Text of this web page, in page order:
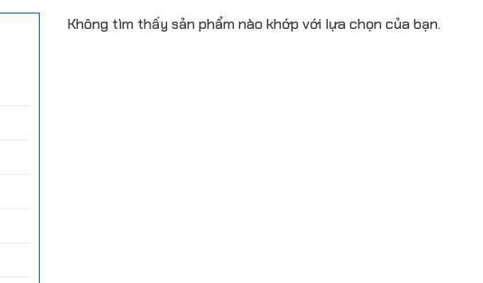
Không tìm thấy sản phẩm nào khớp với lựa chọn của bạn.